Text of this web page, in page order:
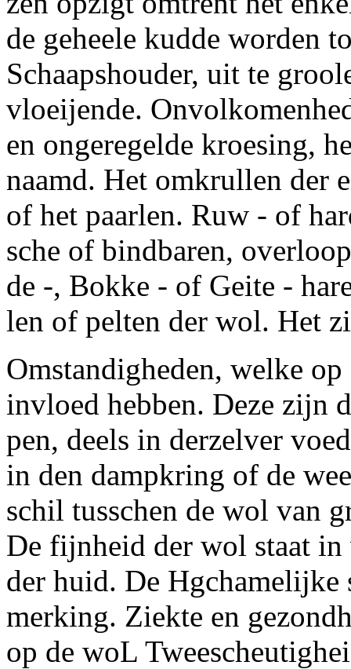
de geheele kudde worden
Schaapshouder, uit te
vloeijende.
en ongeregelde kroesing,
naamd. Het omkrullen der
of het paarlen. Ruw - of
sche of bindbaren,
de -, Bokke - of Geite -
len of pelten der wol. Het
Omstandigheden, welke
invloed hebben. Deze zijn
pen, deels in derzelver
in den dampkring of de
schil tusschen de wol van
De fijnheid der wol staat in
der huid. De Hgchamelijke
merking. Ziekte en
op de woL